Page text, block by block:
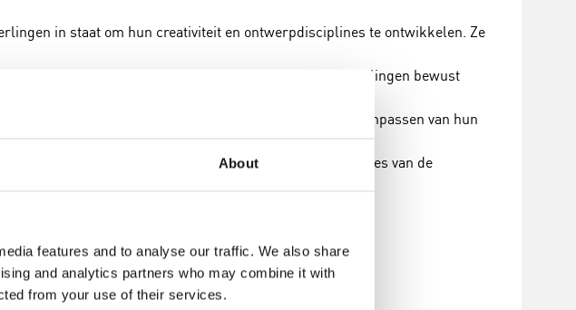
About
features and to analyse our traffic. We also share
and analytics partners who may combine it with
from your use of their services.
in staat om hun creativiteit en ontwerpdisciplines te ontwikkelen. Ze
en milieuvriendelijke transportmiddelen. Dit kan leerlingen bewust
lossen en obstakels te overwinnen bij het bouwen en aanpassen van hun
om te begrijpen hoe verschillende factoren de prestaties van de
Downloads